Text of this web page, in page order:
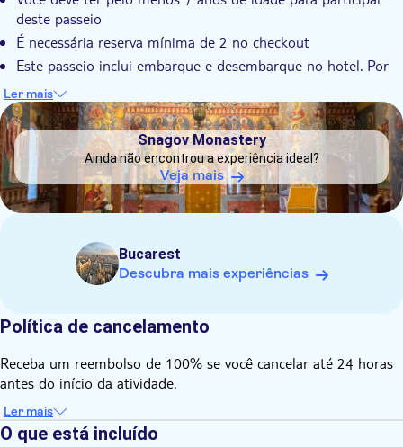
deste passeio
É necessária reserva mínima de 2 no checkout
Este passeio inclui embarque e desembarque no hotel. Por
favor indique o local de retirada na finalização da compra
O Palácio Mogosoaia está fechado às segundas-feiras. Se
você reservar um tour neste dia você verá o palácio de fora
Ler mais
DSA1Snagov Monastery
Snagov Monastery
Ainda não encontrou a experiência ideal?
Veja mais
Bucarest
Descubra mais experiências
Política de cancelamento
Receba um reembolso de 100% se você cancelar até 24 horas
antes do início da atividade.
Ler mais
O que está incluído